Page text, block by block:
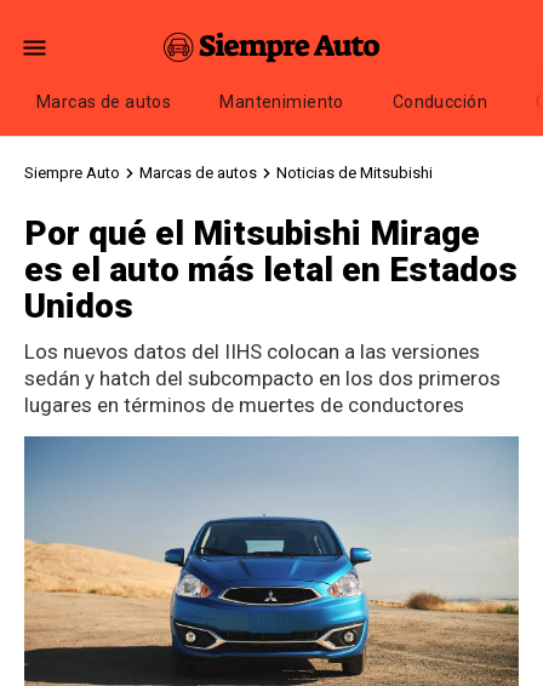
Marcas de autos Mantenimiento Conducción
Siempre Auto Marcas de autos Noticias de Mitsubishi
Por qué el Mitsubishi Mirage
es el auto más letal en Estados
Unidos
Los nuevos datos del IIHS colocan a las versiones
sedán y hatch del subcompacto en los dos primeros
lugares en términos de muertes de conductores